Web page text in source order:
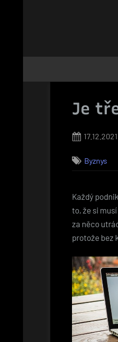
Je
Posted
17.12.2021
Byznys
Každý
to, že si
za něco
protože bez